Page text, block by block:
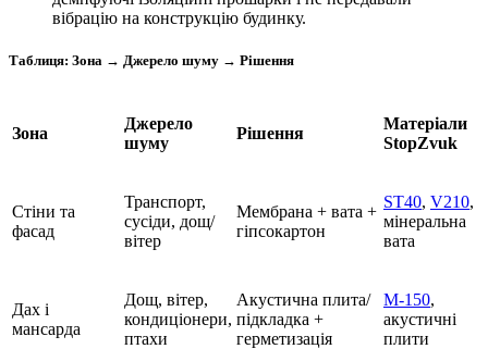
вібрацію на конструкцію будинку.
Таблиця: Зона → Джерело шуму → Рішення
Зона
Джерело
шуму
Рішення
Матеріали
StopZvuk
Стіни та
фасад
Транспорт,
сусіди, дощ/
вітер
Мембрана + вата +
гіпсокартон
ST40, V210,
мінеральна
вата
Дах і
мансарда
Дощ, вітер,
кондиціонери,
птахи
Акустична плита/
підкладка +
герметизація
M-150,
акустичні
плити